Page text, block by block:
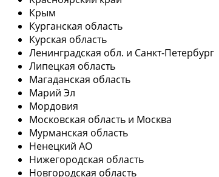
Крым
Курганская область
Курская область
Ленинградская обл. и Санкт-Петербург
Липецкая область
Магаданская область
Марий Эл
Мордовия
Московская область и Москва
Мурманская область
Ненецкий АО
Нижегородская область
Новгородская область